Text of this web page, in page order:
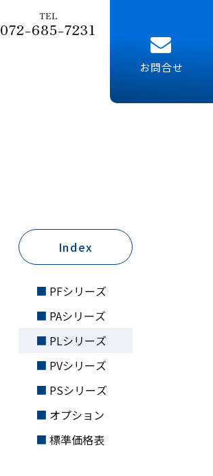
TEL
072-685-7231
お問合せ
Index
PFシリーズ
PAシリーズ
PLシリーズ
PVシリーズ
PSシリーズ
オプション
標準価格表